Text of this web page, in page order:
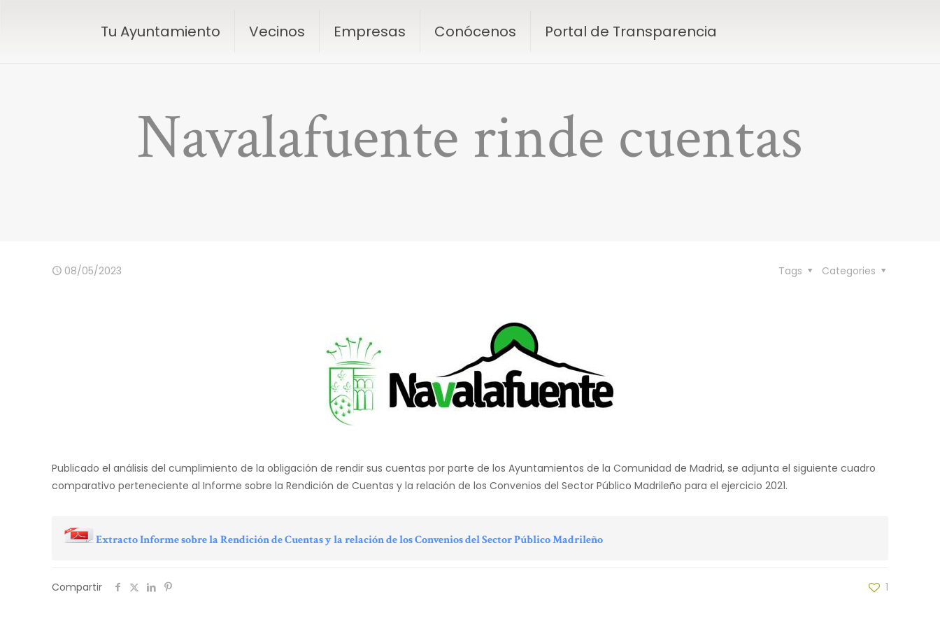
Tu Ayuntamiento Vecinos Empresas Conócenos Portal de Transparencia
Navalafuente rinde cuentas
08/05/2023 Categories
Tags
Publicado el análisis del cumplimiento de la obligación de rendir sus cuentas por parte de los Ayuntamientos de la Comunidad de Madrid, se adjunta el siguiente cuadro
comparativo perteneciente al Informe sobre la Rendición de Cuentas y la relación de los Convenios del Sector Público Madrileño para el ejercicio 2021.
Extracto Informe sobre la Rendición de Cuentas y la relación de los Convenios del Sector Público Madrileño
Compartir 1